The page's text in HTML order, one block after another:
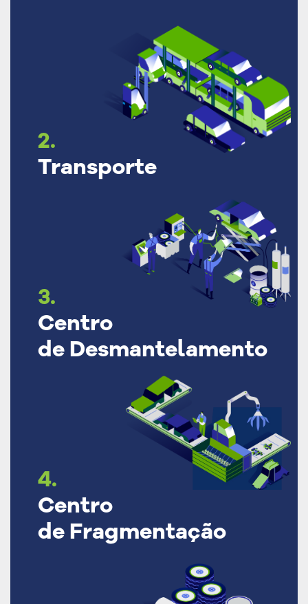
2.
Transporte
3.
Centro
de Desmantelamento
4.
Centro
de Fragmentação